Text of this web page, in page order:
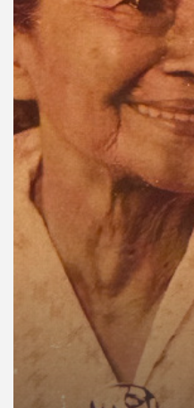
เพลง
บทความ
ข่าว
และ
กิจกรรม
เครือ